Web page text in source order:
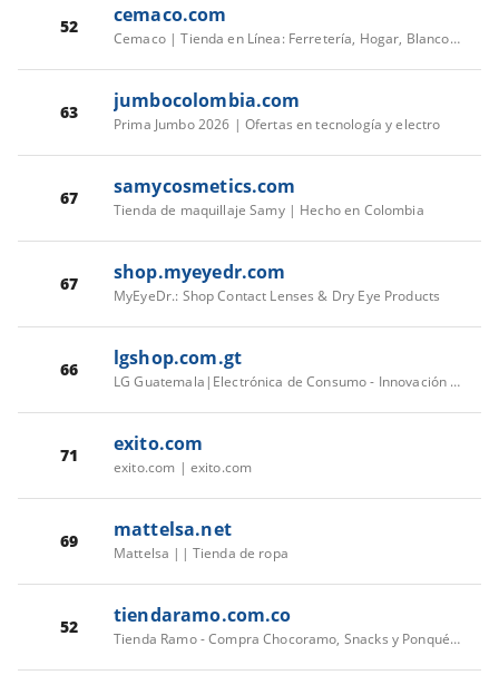
52 cemaco.com
Cemaco | Tienda en Línea: Ferretería, Hogar, Blancos y Mascotas
63 jumbocolombia.com
Prima Jumbo 2026 | Ofertas en tecnología y electro
67 samycosmetics.com
Tienda de maquillaje Samy | Hecho en Colombia
67 shop.myeyedr.com
MyEyeDr.: Shop Contact Lenses & Dry Eye Products
66 lgshop.com.gt
LG Guatemala|Electrónica de Consumo - Innovación y Tecnología
71 exito.com
exito.com | exito.com
69 mattelsa.net
Mattelsa || Tienda de ropa
52 tiendaramo.com.co
Tienda Ramo - Compra Chocoramo, Snacks y Ponqués Ramo